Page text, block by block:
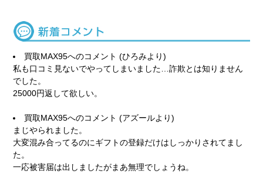
買取MAX95へのコメント (ひろみより)
私も口コミ見ないでやってしまいました…詐欺とは知りません
でした。
25000円返して欲しい。
買取MAX95へのコメント (アズールより)
まじやられました。
大変混み合ってるのにギフトの登録だけはしっかりされてまし
た。
一応被害届は出しましたがまあ無理でしょうね。